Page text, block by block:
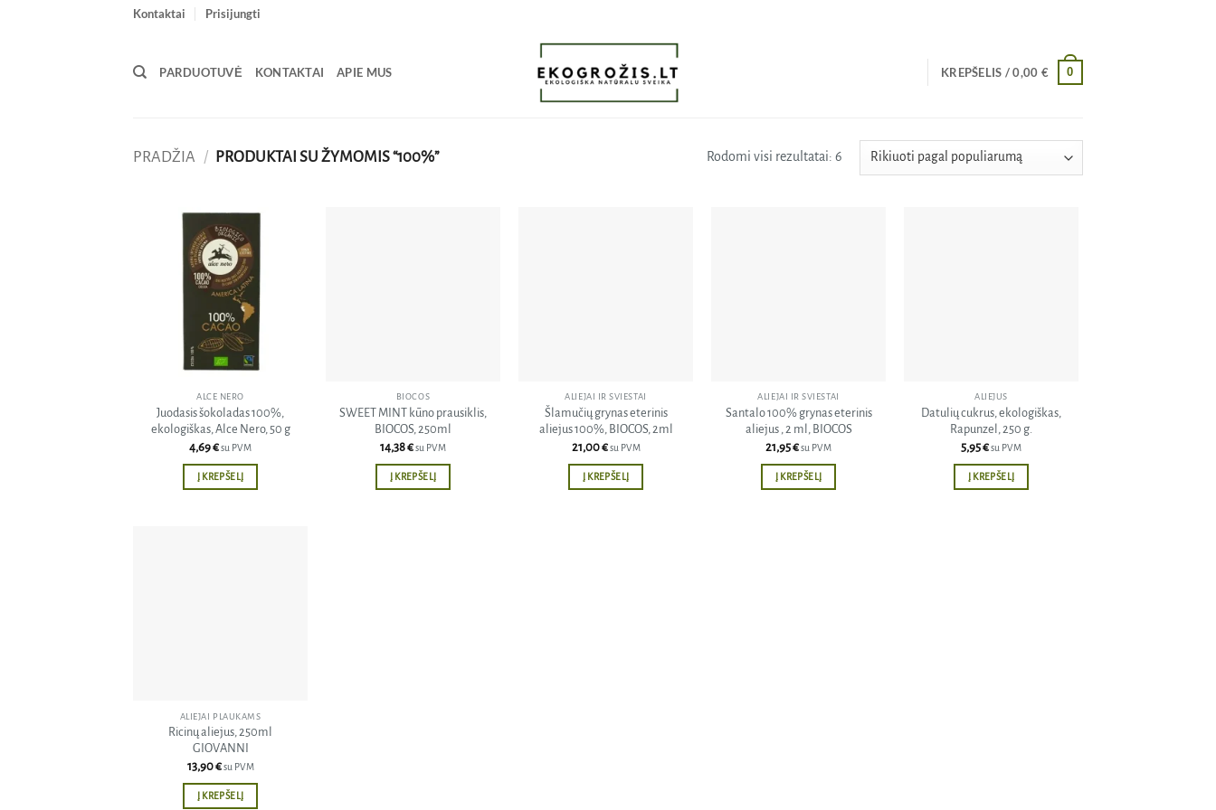
Kontaktai Prisijungti
PARDUOTUVĖ KONTAKTAI APIE MUS KREPŠELIS /0,00 € 0
PRADŽIA / PRODUKTAI SU ŽYMOMIS “100%” Rodomi visi rezultatai: 6Rūšiuojama
pagal
ALCE NERO
Juodasis šokoladas 100%,
ekologiškas, Alce Nero, 50 g
4,69€su PVM
Į KREPŠELĮ
BIOCOS
SWEET MINT kūno prausiklis,
BIOCOS, 250ml
14,38€su PVM
Į KREPŠELĮ
ALIEJAI IR SVIESTAI
Šlamučių grynas eterinis
aliejus 100%, BIOCOS, 2ml
21,00€ su PVM
Į KREPŠELĮ
ALIEJAI IR SVIESTAI
Santalo 100% grynas eterinis
aliejus , 2 ml, BIOCOS
21,95€su PVM
Į KREPŠELĮ
ALIEJUS
Datulių cukrus, ekologiškas,
Rapunzel, 250 g.
5,95€su PVM
Į KREPŠELĮ
ALIEJAI PLAUKAMS
Ricinų aliejus, 250ml
GIOVANNI
13,90€ su PVM
Į KREPŠELĮ